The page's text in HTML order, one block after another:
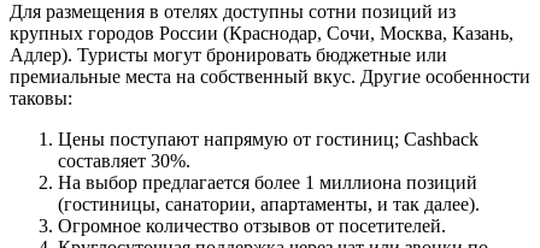
Для размещения в отелях доступны сотни позиций из
крупных городов России (Краснодар, Сочи, Москва, Казань,
Адлер). Туристы могут бронировать бюджетные или
премиальные места на собственный вкус. Другие особенности
таковы:
Цены поступают напрямую от гостиниц; Cashback
составляет 30%.
На выбор предлагается более 1 миллиона позиций
(гостиницы, санатории, апартаменты, и так далее).
Огромное количество отзывов от посетителей.